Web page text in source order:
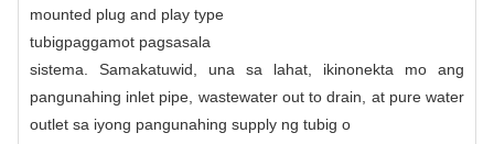
mounted plug and play type
tubigpaggamot pagsasala
sistema. Samakatuwid, una sa lahat, ikinonekta mo ang
pangunahing inlet pipe, wastewater out to drain, at pure water
outlet sa iyong pangunahing supply ng tubig o